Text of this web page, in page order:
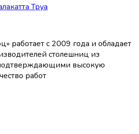
Труа
работает с 2009 года и обладает
столешниц из
высокую
работ